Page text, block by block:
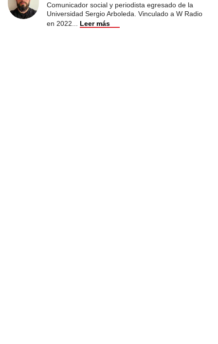
Comunicador social y periodista egresado de la
Universidad Sergio Arboleda. Vinculado a W Radio
en 2022
Leer más